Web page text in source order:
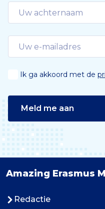
Ik ga akkoord met de
Meld me aan
Amazing Erasmus
Redactie